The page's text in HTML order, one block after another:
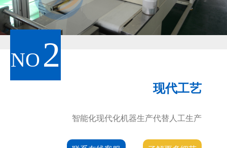
NO 2
现代工艺
智能化现代化机器生产代替人工生产